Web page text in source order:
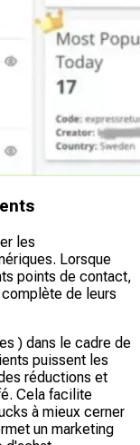
les
Lorsque
points de contact,
de leurs
) dans le cadre de
puissent les
réductions et
Cela facilite
à mieux cerner
un marketing